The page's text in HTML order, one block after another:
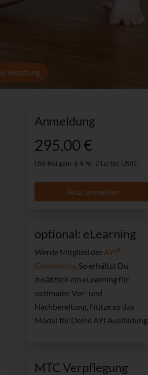
Beratung
Anmeldung
295,00 €
USt-frei gem. § 4 Nr. 21a) bb) UStG.
Jetzt anmelden
optional: eLearning
Werde Mitglied der AYI ®
Community. So erhältst Du
zusätzlich ein eLearning für
optimalen Vor- und
Nachbereitung. Nutze so das
Modul für Deine AYI Ausbildung.
MTC Verpflegung